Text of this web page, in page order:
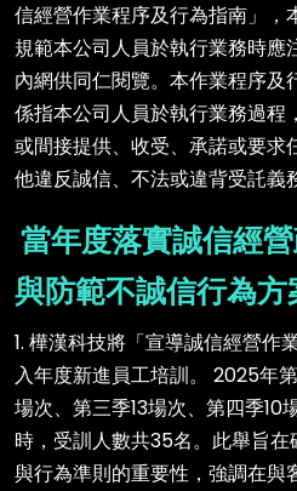
信經營作業程序及行為指南」，
規範本公司人員於執行業務時應
內網供同仁閱覽。本作業程序及
係指本公司人員於執行業務過程
或間接提供、收受、承諾或要求
他違反誠信、不法或違背受託義
當年度落實誠信經
與防範不誠信行為方
1. 樺漢科技將「宣導誠信經營作
入年度新進員工培訓。 2025年
場次、第三季13場次、第四季
時，受訓人數共35名。此舉旨
與行為準則的重要性，強調在與